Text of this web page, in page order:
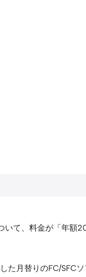
て、料金が「年額
た月替りのFC/SFC